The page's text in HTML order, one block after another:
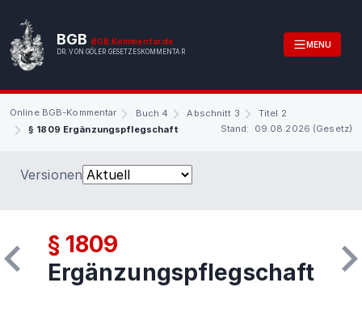
BGB BGB.Kommentar.de
DR. VON GÖLER GESETZESKOMMENTAR
MENU
Online BGB-Kommentar Buch 4 Abschnitt 3
Titel 2
§ 1809 Ergänzungspflegschaft
Stand: 09.08.2026 (Gesetz)
Versionen
§ 1809
Ergänzungspflegschaft